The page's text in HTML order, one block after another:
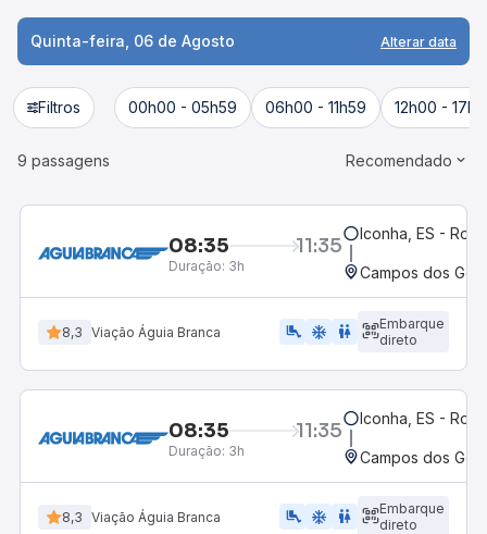
Quinta-feira, 06 de Agosto Alterar data
Filtros 00h00 - 05h59 06h00 - 11h59 12h00 -
9 passagens Recomendado
08:35 11:35
Duração: 3h
Iconha, ES -
Campos dos
8,3 Viação Águia Branca airline_seat_legroom_extra ac_unit WC
Embarque
direto
08:35 11:35
Duração: 3h
Iconha, ES -
Campos dos
8,3 Viação Águia Branca airline_seat_legroom_extra ac_unit WC
Embarque
direto